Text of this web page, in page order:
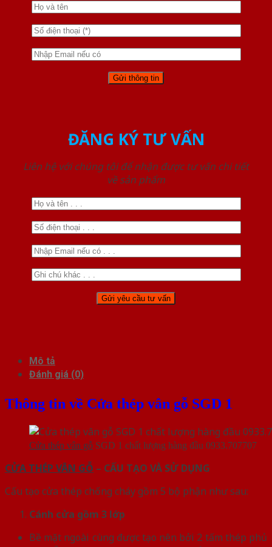
ĐĂNG KÝ TƯ VẤN
Liên hệ với chúng tôi để nhận được tư vấn chi tiết
về sản phẩm
Mô tả
Đánh giá (0)
Thông tin về Cửa thép vân gỗ SGD 1
Cửa thép vân gỗ SGD 1 chất lượng hàng đầu 0933.707707
CỬA THÉP VÂN GỖ – CẤU TẠO VÀ SỬ DỤNG
Cấu tạo cửa thép chống cháy gồm 5 bộ phận như sau:
Cánh cửa gồm 3 lớp
Bề mặt ngoài cùng được tạo nên bởi 2 tấm thép phủ